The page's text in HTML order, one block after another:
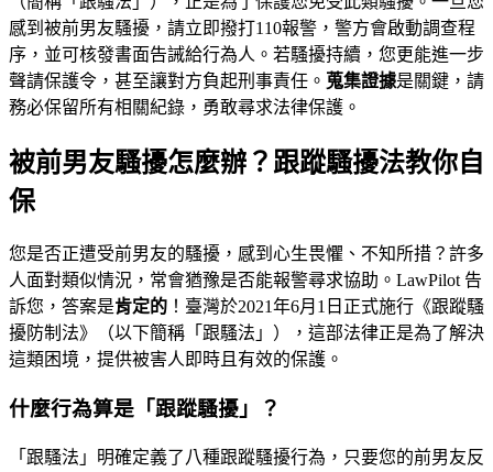
感到被前男友騷擾，請立即撥打110報警，警方會啟動調查程
序，並可核發書面告誡給行為人。若騷擾持續，您更能進一步
聲請保護令，甚至讓對方負起刑事責任。 蒐集證據是關鍵，請
務必保留所有相關紀錄，勇敢尋求法律保護。
被前男友騷擾怎麼辦？跟蹤騷擾法教你自
保
您是否正遭受前男友的騷擾，感到心生畏懼、不知所措？許多
人面對類似情況，常會猶豫是否能報警尋求協助。LawPilot 告
訴您，答案是肯定的 ！臺灣於2021年6月1日正式施行《跟蹤騷
擾防制法》（以下簡稱「跟騷法」），這部法律正是為了解決
這類困境，提供被害人即時且有效的保護。
什麼行為算是「跟蹤騷擾」？
「跟騷法」明確定義了八種跟蹤騷擾行為，只要您的前男友反